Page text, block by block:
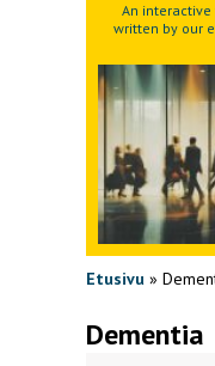
An
written by our
Etusivu »
Dementia